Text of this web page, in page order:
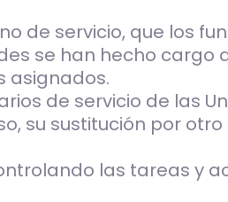
de servicio, que los
se han hecho
asignados.
de servicio de las
su sustitución por
las tareas y